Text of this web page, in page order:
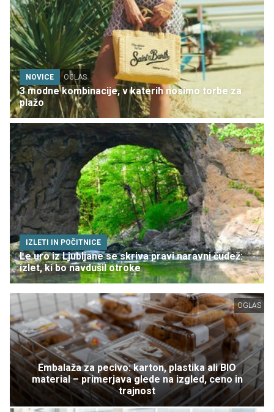
NOVICE OGLAS
3 modne kombinacije, v katerih nosimo torbe za
plažo
IZLETI IN POČITNICE
Le uro iz Ljubljane se skriva pravi naravni čudež:
izlet, ki bo navdušil otroke
OGLAS
Embalaža za pecivo: karton, plastika ali BIO
material – primerjava glede na izgled, ceno in
trajnost